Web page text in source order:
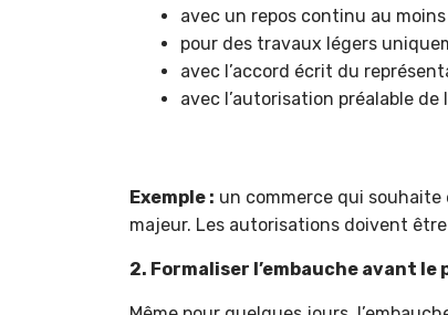
avec un repos continu au
pour des travaux légers
avec l’accord écrit du
avec l’autorisation préalable
Exemple : un commerce qui
majeur. Les autorisations doivent
2. Formaliser l’embauche avant le